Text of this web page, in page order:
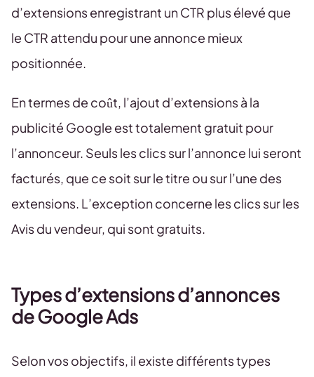
d’extensions enregistrant un CTR plus élevé que
le CTR attendu pour une annonce mieux
positionnée.
En termes de coût, l’ajout d’extensions à la
publicité Google est totalement gratuit pour
l’annonceur. Seuls les clics sur l’annonce lui seront
facturés, que ce soit sur le titre ou sur l’une des
extensions. L’exception concerne les clics sur les
Avis du vendeur, qui sont gratuits.
Types d’extensions d’annonces
de Google Ads
Selon vos objectifs, il existe différents types